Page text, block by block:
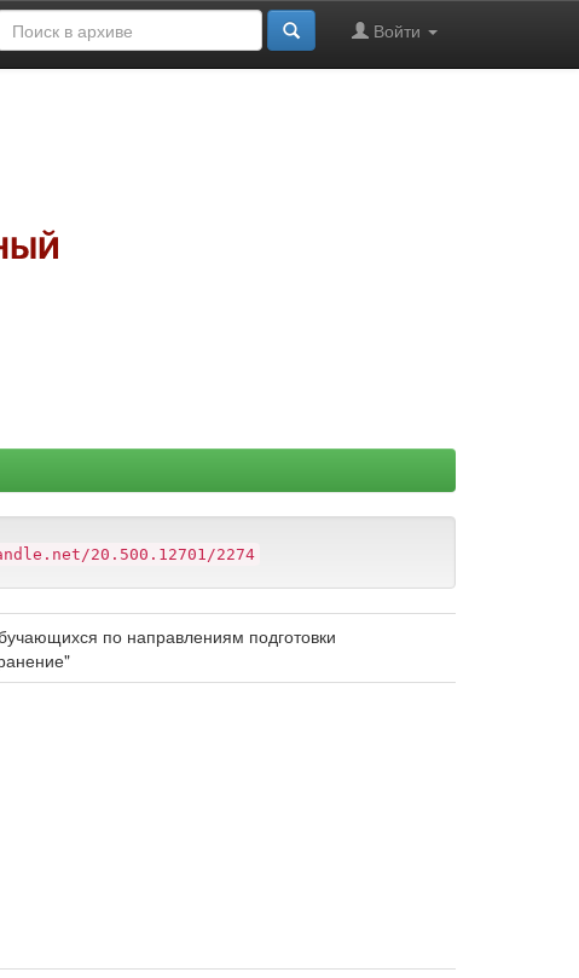
Войти
20.500.12701/2274
по направлениям подготовки